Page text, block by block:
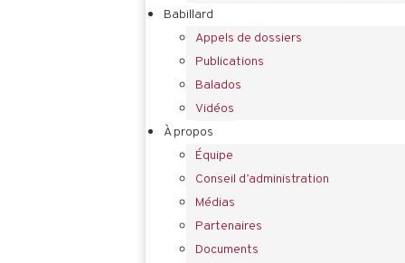
Babillard
Appels de dossiers
Publications
Balados
Vidéos
À propos
Équipe
Conseil d’administration
Médias
Partenaires
Documents